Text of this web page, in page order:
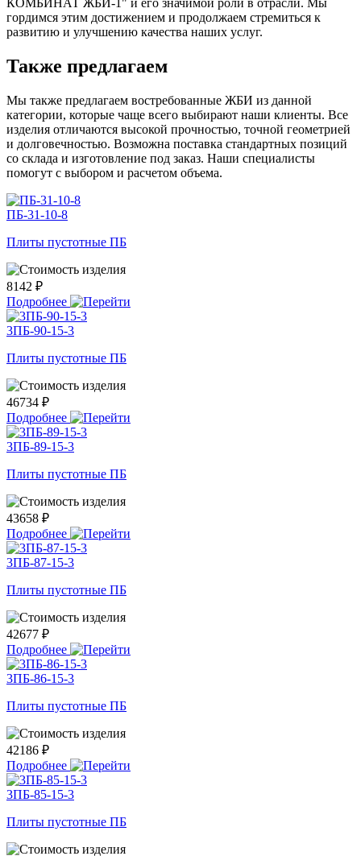
гордимся этим достижением и продолжаем стремиться к
развитию и улучшению качества наших услуг.
Также предлагаем
Мы также предлагаем востребованные ЖБИ из данной
категории, которые чаще всего выбирают наши клиенты. Все
изделия отличаются высокой прочностью, точной геометрией
и долговечностью. Возможна поставка стандартных позиций
со склада и изготовление под заказ. Наши специалисты
помогут с выбором и расчетом объема.
ПБ-31-10-8
Плиты пустотные ПБ
8142 ₽
Подробнее
3ПБ-90-15-3
Плиты пустотные ПБ
46734 ₽
Подробнее
3ПБ-89-15-3
Плиты пустотные ПБ
43658 ₽
Подробнее
3ПБ-87-15-3
Плиты пустотные ПБ
42677 ₽
Подробнее
3ПБ-86-15-3
Плиты пустотные ПБ
42186 ₽
Подробнее
3ПБ-85-15-3
Плиты пустотные ПБ